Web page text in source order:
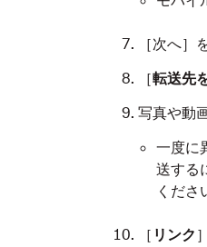
［次へ］
［転送先
写真や動
一度に
送する
くださ
［ リンク